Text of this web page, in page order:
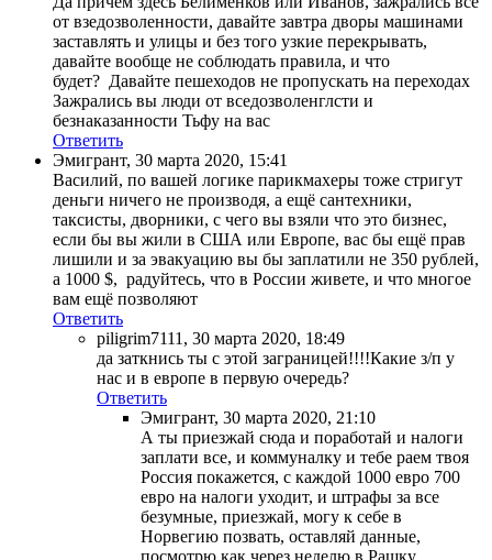
от взедозволенности, давайте завтра дворы машинами
заставлять и улицы и без того узкие перекрывать,
давайте вообще не соблюдать правила, и что
будет? Давайте пешеходов не пропускать на переходах
Зажрались вы люди от вседозволенглсти и
безнаказанности Тьфу на вас
Ответить
Эмигрант, 30 марта 2020, 15:41
Василий, по вашей логике парикмахеры тоже стригут
деньги ничего не производя, а ещё сантехники,
таксисты, дворники, с чего вы взяли что это бизнес,
если бы вы жили в США или Европе, вас бы ещё прав
лишили и за эвакуацию вы бы заплатили не 350 рублей,
а 1000 $, радуйтесь, что в России живете, и что многое
вам ещё позволяют
Ответить
piligrim7111 , 30 марта 2020, 18:49
да заткнись ты с этой заграницей!!!!Какие з/п у
нас и в европе в первую очередь?
Ответить
Эмигрант, 30 марта 2020, 21:10
А ты приезжай сюда и поработай и налоги
заплати все, и коммуналку и тебе раем твоя
Россия покажется, с каждой 1000 евро 700
евро на налоги уходит, и штрафы за все
безумные, приезжай, могу к себе в
Норвегию позвать, оставляй данные,
посмотрю как через неделю в Рашку